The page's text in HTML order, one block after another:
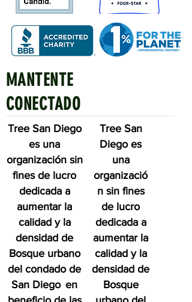
MANTENTE
CONECTADO
Tree San Diego
es una
organización sin
fines de lucro
dedicada a
aumentar la
calidad y la
densidad de
Bosque urbano
del condado de
San Diego en
Tree San
Diego es
una
organizació
n sin fines
de lucro
dedicada a
aumentar la
calidad y la
densidad de
Bosque